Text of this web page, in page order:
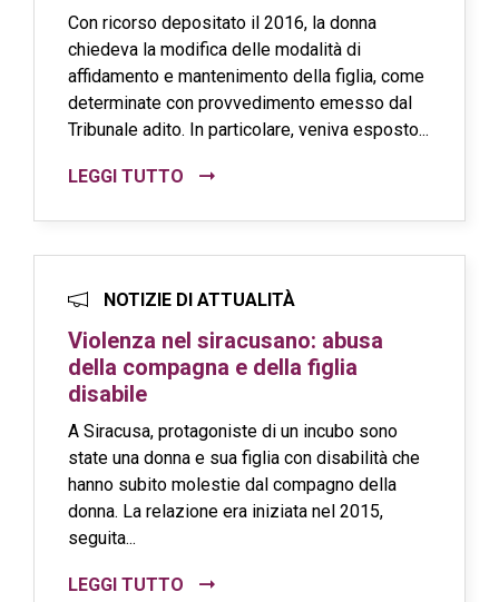
Con ricorso depositato il 2016, la donna
chiedeva la modifica delle modalità di
affidamento e mantenimento della figlia, come
determinate con provvedimento emesso dal
Tribunale adito. In particolare, veniva esposto...
LEGGI TUTTO
NOTIZIE DI ATTUALITÀ
Violenza nel siracusano: abusa
della compagna e della figlia
disabile
A Siracusa, protagoniste di un incubo sono
state una donna e sua figlia con disabilità che
hanno subito molestie dal compagno della
donna. La relazione era iniziata nel 2015,
seguita...
LEGGI TUTTO